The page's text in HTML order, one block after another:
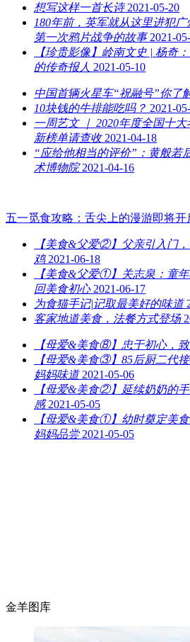
想写这样一首长诗 2021-05-20
180年前，英军就从这里进犯
第一次鸦片战争的故事 2021-
【珍贵影像】岭南文史 | 杨奇
的传奇报人 2021-05-10
中国首辆火星车“祝融号”你了
10块钱的牛排能吃吗？ 2021-
一周艺文 ｜ 2020年度全国十
新榜单请查收 2021-04-18
“应给他相当的评价”：黄般若
术博物院 2021-04-16
五一觅食攻略：舌尖上的漫游即将开
【美食&父爱②】父亲引入门
鸡 2021-06-18
【美食&父爱①】关志泉：童
回美食初心 2021-06-17
为食猫手记|记取最美好的味道
客家地道美食，法餐方式登场
【母爱&美食⑧】忠于初心，
【母爱&美食③】85后厨二代
妈妈味道 2021-05-06
【母爱&美食②】延续奶奶的
感 2021-05-05
【母爱&美食①】幼时奠定美
妈妈品尝 2021-05-05
金羊图库